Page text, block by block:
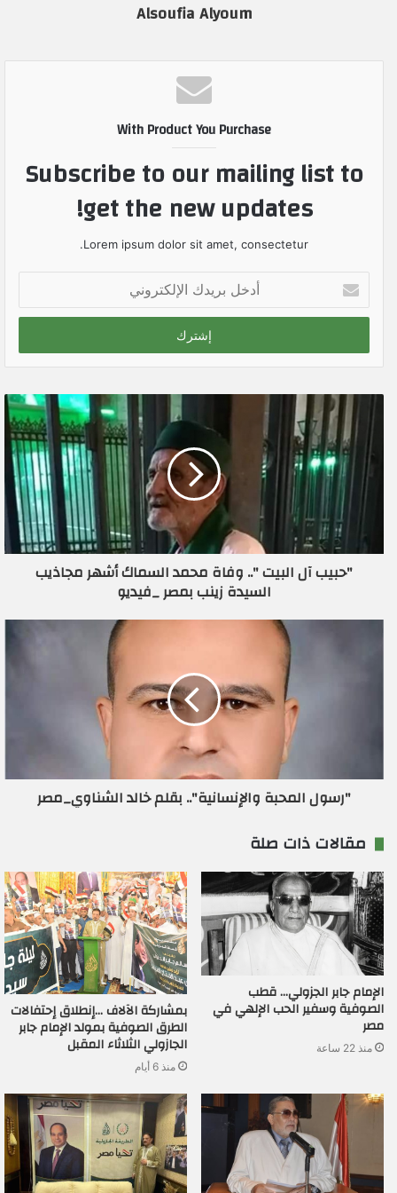
Alsoufia Alyoum
With Product You Purchase
Subscribe to our mailing list to
get the new updates!
Lorem ipsum dolor sit amet, consectetur.
خ
ب
ي
ا
ل
ي
"حبيب آل البيت ".. وفاة محمد السماك أشهر مجاذيب
السيدة زينب بمصر _فيديو
"رسول المحبة والإنسانية".. بقلم خالد الشناوي_مصر
مقالات ذات صلة
الإمام جابر الجزولي… قطب
الصوفية وسفير الحب الإلهي في
مصر
منذ 22 ساعة
بمشاركة الآلاف …إنطلاق إحتفالات
الطرق الصوفية بمولد الإمام جابر
الجازولي الثلاثاء المقبل
منذ 6 أيام